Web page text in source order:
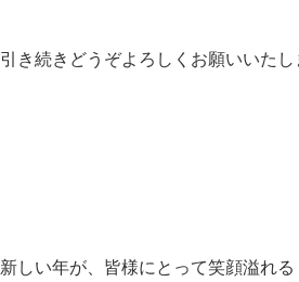
引き続きどうぞよろしくお願いいたし
新しい年が、皆様にとって笑顔溢れる